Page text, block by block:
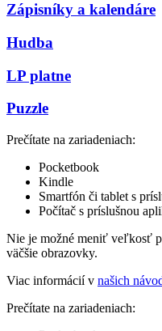
Zápisníky a kalendáre
Hudba
LP platne
Puzzle
Prečítate na zariadeniach:
Pocketbook
Kindle
Smartfón či tablet s
Počítač s príslušnou
Nie je možné meniť veľkosť
väčšie obrazovky.
Viac informácií v našich
Prečítate na zariadeniach: